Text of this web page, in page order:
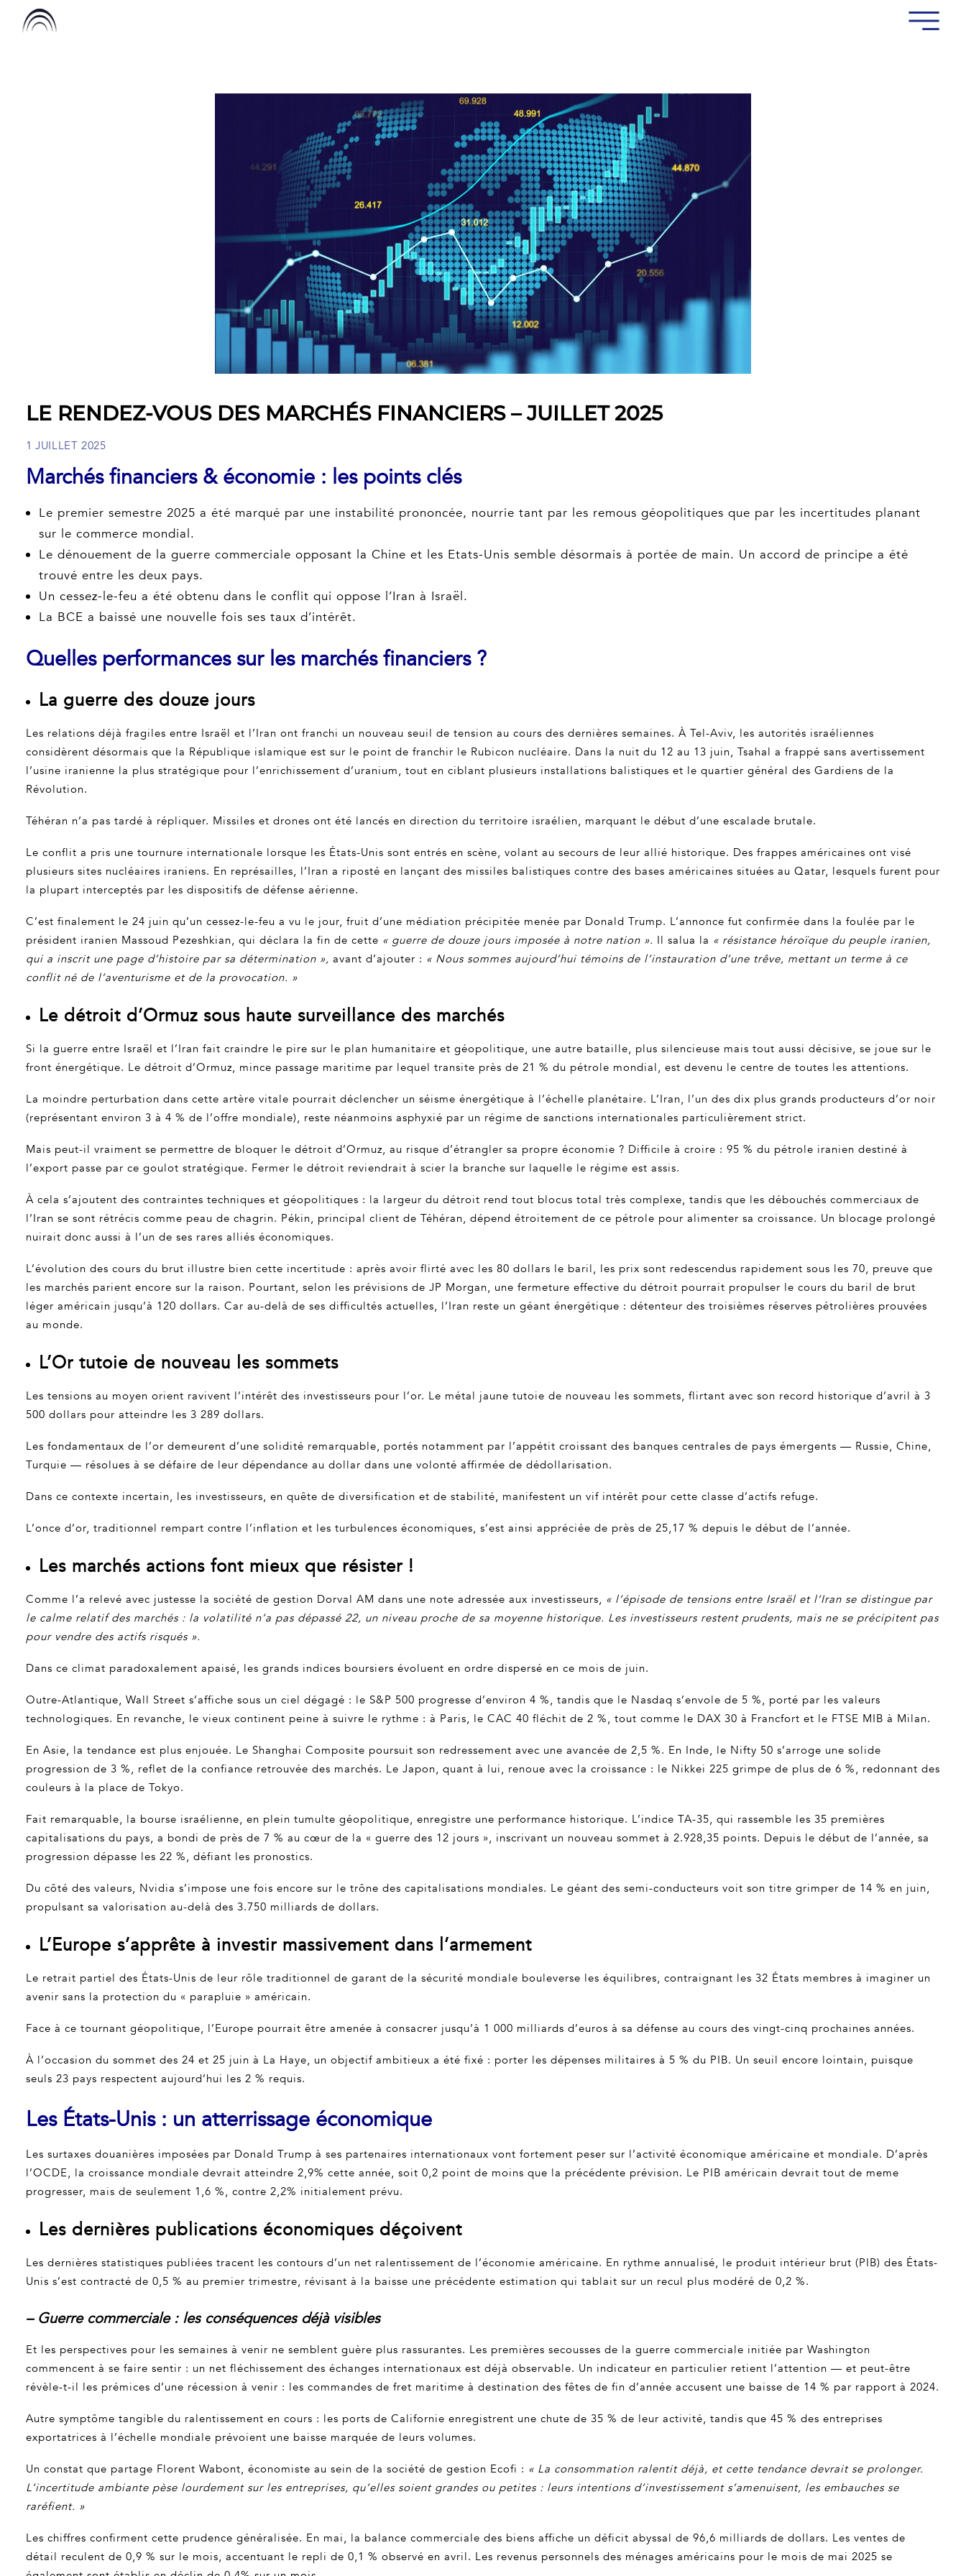
LE RENDEZ-VOUS DES MARCHÉS FINANCIERS – JUILLET 2025
1 JUILLET 2025
Marchés financiers & économie : les points clés
Le premier semestre 2025 a été marqué par une instabilité prononcée, nourrie tant par les remous géopolitiques que par les incertitudes planant
sur le commerce mondial.
Le dénouement de la guerre commerciale opposant la Chine et les Etats-Unis semble désormais à portée de main. Un accord de principe a été
trouvé entre les deux pays.
Un cessez-le-feu a été obtenu dans le conflit qui oppose l’Iran à Israël.
La BCE a baissé une nouvelle fois ses taux d’intérêt.
Quelles performances sur les marchés financiers ?
La guerre des douze jours
Les relations déjà fragiles entre Israël et l’Iran ont franchi un nouveau seuil de tension au cours des dernières semaines. À Tel-Aviv, les autorités israéliennes
considèrent désormais que la République islamique est sur le point de franchir le Rubicon nucléaire. Dans la nuit du 12 au 13 juin, Tsahal a frappé sans avertissement
l’usine iranienne la plus stratégique pour l’enrichissement d’uranium, tout en ciblant plusieurs installations balistiques et le quartier général des Gardiens de la
Révolution.
Téhéran n’a pas tardé à répliquer. Missiles et drones ont été lancés en direction du territoire israélien, marquant le début d’une escalade brutale.
Le conflit a pris une tournure internationale lorsque les États-Unis sont entrés en scène, volant au secours de leur allié historique. Des frappes américaines ont visé
plusieurs sites nucléaires iraniens. En représailles, l’Iran a riposté en lançant des missiles balistiques contre des bases américaines situées au Qatar, lesquels furent pour
la plupart interceptés par les dispositifs de défense aérienne.
C’est finalement le 24 juin qu’un cessez-le-feu a vu le jour, fruit d’une médiation précipitée menée par Donald Trump. L’annonce fut confirmée dans la foulée par le
président iranien Massoud Pezeshkian, qui déclara la fin de cette « guerre de douze jours imposée à notre nation ». Il salua la « résistance héroïque du peuple iranien,
qui a inscrit une page d’histoire par sa détermination », avant d’ajouter : « Nous sommes aujourd’hui témoins de l’instauration d’une trêve, mettant un terme à ce
conflit né de l’aventurisme et de la provocation. »
Le détroit d’Ormuz sous haute surveillance des marchés
Si la guerre entre Israël et l’Iran fait craindre le pire sur le plan humanitaire et géopolitique, une autre bataille, plus silencieuse mais tout aussi décisive, se joue sur le
front énergétique. Le détroit d’Ormuz, mince passage maritime par lequel transite près de 21 % du pétrole mondial, est devenu le centre de toutes les attentions.
La moindre perturbation dans cette artère vitale pourrait déclencher un séisme énergétique à l’échelle planétaire. L’Iran, l’un des dix plus grands producteurs d’or noir
(représentant environ 3 à 4 % de l’offre mondiale), reste néanmoins asphyxié par un régime de sanctions internationales particulièrement strict.
Mais peut-il vraiment se permettre de bloquer le détroit d’Ormuz, au risque d’étrangler sa propre économie ? Difficile à croire : 95 % du pétrole iranien destiné à
l’export passe par ce goulot stratégique. Fermer le détroit reviendrait à scier la branche sur laquelle le régime est assis.
À cela s’ajoutent des contraintes techniques et géopolitiques : la largeur du détroit rend tout blocus total très complexe, tandis que les débouchés commerciaux de
l’Iran se sont rétrécis comme peau de chagrin. Pékin, principal client de Téhéran, dépend étroitement de ce pétrole pour alimenter sa croissance. Un blocage prolongé
nuirait donc aussi à l’un de ses rares alliés économiques.
L’évolution des cours du brut illustre bien cette incertitude : après avoir flirté avec les 80 dollars le baril, les prix sont redescendus rapidement sous les 70, preuve que
les marchés parient encore sur la raison. Pourtant, selon les prévisions de JP Morgan, une fermeture effective du détroit pourrait propulser le cours du baril de brut
léger américain jusqu’à 120 dollars. Car au-delà de ses difficultés actuelles, l’Iran reste un géant énergétique : détenteur des troisièmes réserves pétrolières prouvées
au monde.
L’Or tutoie de nouveau les sommets
Les tensions au moyen orient ravivent l’intérêt des investisseurs pour l’or. Le métal jaune tutoie de nouveau les sommets, flirtant avec son record historique d’avril à 3
500 dollars pour atteindre les 3 289 dollars.
Les fondamentaux de l’or demeurent d’une solidité remarquable, portés notamment par l’appétit croissant des banques centrales de pays émergents — Russie, Chine,
Turquie — résolues à se défaire de leur dépendance au dollar dans une volonté affirmée de dédollarisation.
Dans ce contexte incertain, les investisseurs, en quête de diversification et de stabilité, manifestent un vif intérêt pour cette classe d’actifs refuge.
L’once d’or, traditionnel rempart contre l’inflation et les turbulences économiques, s’est ainsi appréciée de près de 25,17 % depuis le début de l’année.
Les marchés actions font mieux que résister !
Comme l’a relevé avec justesse la société de gestion Dorval AM dans une note adressée aux investisseurs, « l’épisode de tensions entre Israël et l’Iran se distingue par
le calme relatif des marchés : la volatilité n’a pas dépassé 22, un niveau proche de sa moyenne historique. Les investisseurs restent prudents, mais ne se précipitent pas
pour vendre des actifs risqués ».
Dans ce climat paradoxalement apaisé, les grands indices boursiers évoluent en ordre dispersé en ce mois de juin.
Outre-Atlantique, Wall Street s’affiche sous un ciel dégagé : le S&P 500 progresse d’environ 4 %, tandis que le Nasdaq s’envole de 5 %, porté par les valeurs
technologiques. En revanche, le vieux continent peine à suivre le rythme : à Paris, le CAC 40 fléchit de 2 %, tout comme le DAX 30 à Francfort et le FTSE MIB à Milan.
En Asie, la tendance est plus enjouée. Le Shanghai Composite poursuit son redressement avec une avancée de 2,5 %. En Inde, le Nifty 50 s’arroge une solide
progression de 3 %, reflet de la confiance retrouvée des marchés. Le Japon, quant à lui, renoue avec la croissance : le Nikkei 225 grimpe de plus de 6 %, redonnant des
couleurs à la place de Tokyo.
Fait remarquable, la bourse israélienne, en plein tumulte géopolitique, enregistre une performance historique. L’indice TA-35, qui rassemble les 35 premières
capitalisations du pays, a bondi de près de 7 % au cœur de la « guerre des 12 jours », inscrivant un nouveau sommet à 2.928,35 points. Depuis le début de l’année, sa
progression dépasse les 22 %, défiant les pronostics.
Du côté des valeurs, Nvidia s’impose une fois encore sur le trône des capitalisations mondiales. Le géant des semi-conducteurs voit son titre grimper de 14 % en juin,
propulsant sa valorisation au-delà des 3.750 milliards de dollars.
L’Europe s’apprête à investir massivement dans l’armement
Le retrait partiel des États-Unis de leur rôle traditionnel de garant de la sécurité mondiale bouleverse les équilibres, contraignant les 32 États membres à imaginer un
avenir sans la protection du « parapluie » américain.
Face à ce tournant géopolitique, l’Europe pourrait être amenée à consacrer jusqu’à 1 000 milliards d’euros à sa défense au cours des vingt-cinq prochaines années.
À l’occasion du sommet des 24 et 25 juin à La Haye, un objectif ambitieux a été fixé : porter les dépenses militaires à 5 % du PIB. Un seuil encore lointain, puisque
seuls 23 pays respectent aujourd’hui les 2 % requis.
Les États-Unis : un atterrissage économique
Les surtaxes douanières imposées par Donald Trump à ses partenaires internationaux vont fortement peser sur l’activité économique américaine et mondiale. D’après
l’OCDE, la croissance mondiale devrait atteindre 2,9% cette année, soit 0,2 point de moins que la précédente prévision. Le PIB américain devrait tout de meme
progresser, mais de seulement 1,6 %, contre 2,2% initialement prévu.
Les dernières publications économiques déçoivent
Les dernières statistiques publiées tracent les contours d’un net ralentissement de l’économie américaine. En rythme annualisé, le produit intérieur brut (PIB) des États-
Unis s’est contracté de 0,5 % au premier trimestre, révisant à la baisse une précédente estimation qui tablait sur un recul plus modéré de 0,2 %.
– Guerre commerciale : les conséquences déjà visibles
Et les perspectives pour les semaines à venir ne semblent guère plus rassurantes. Les premières secousses de la guerre commerciale initiée par Washington
commencent à se faire sentir : un net fléchissement des échanges internationaux est déjà observable. Un indicateur en particulier retient l’attention — et peut-être
révèle-t-il les prémices d’une récession à venir : les commandes de fret maritime à destination des fêtes de fin d’année accusent une baisse de 14 % par rapport à 2024.
Autre symptôme tangible du ralentissement en cours : les ports de Californie enregistrent une chute de 35 % de leur activité, tandis que 45 % des entreprises
exportatrices à l’échelle mondiale prévoient une baisse marquée de leurs volumes.
Un constat que partage Florent Wabont, économiste au sein de la société de gestion Ecofi : « La consommation ralentit déjà, et cette tendance devrait se prolonger.
L’incertitude ambiante pèse lourdement sur les entreprises, qu’elles soient grandes ou petites : leurs intentions d’investissement s’amenuisent, les embauches se
raréfient. »
Les chiffres confirment cette prudence généralisée. En mai, la balance commerciale des biens affiche un déficit abyssal de 96,6 milliards de dollars. Les ventes de
détail reculent de 0,9 % sur le mois, accentuant le repli de 0,1 % observé en avril. Les revenus personnels des ménages américains pour le mois de mai 2025 se